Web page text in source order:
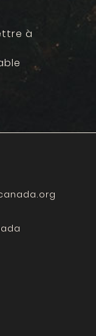
à